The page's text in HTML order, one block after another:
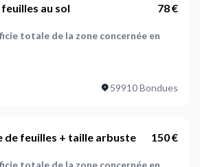
au sol 78 €
totale de la zone concernée en
ramassées ?
votre projet ?
59910 Bondues
de feuilles + taille arbuste 150 €
totale de la zone concernée en